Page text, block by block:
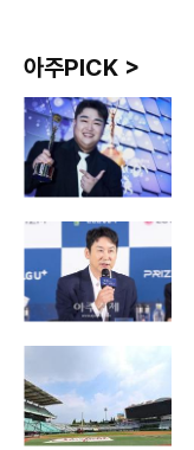
아주PICK >